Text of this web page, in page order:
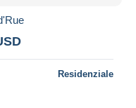
Residenziale